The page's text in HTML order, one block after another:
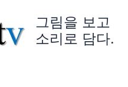
그림을 보고
소리로 담다.